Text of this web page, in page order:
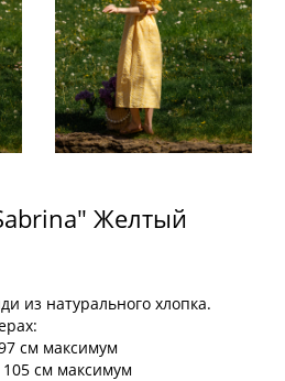
Желтый
из натурального хлопка.
см максимум
см максимум